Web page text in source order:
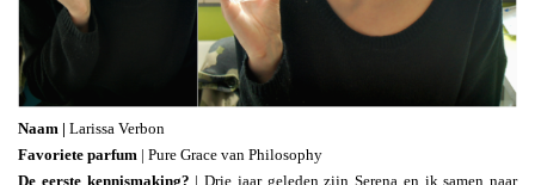
Naam | Larissa Verbon
Favoriete parfum | Pure Grace van Philosophy
De eerste kennismaking? | Drie jaar geleden zijn Serena en ik samen naar